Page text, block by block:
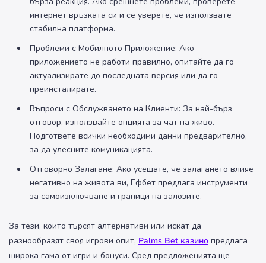
интернет връзката си и се уверете, че използвате
стабилна платформа.
Проблеми с Мобилното Приложение: Ако
приложението не работи правилно, опитайте да го
актуализирате до последната версия или да го
преинсталирате.
Въпроси с Обслужването на Клиенти: За най-бърз
отговор, използвайте опцията за чат на живо.
Подгответе всички необходими данни предварително,
за да улесните комуникацията.
Отговорно Залагане: Ако усещате, че залагането влияе
негативно на живота ви, Ефбет предлага инструменти
за самоизключване и граници на залозите.
За тези, които търсят алтернативи или искат да
разнообразят своя игрови опит, Palms Bet казино предлага
широка гама от игри и бонуси. Сред предложенията ще